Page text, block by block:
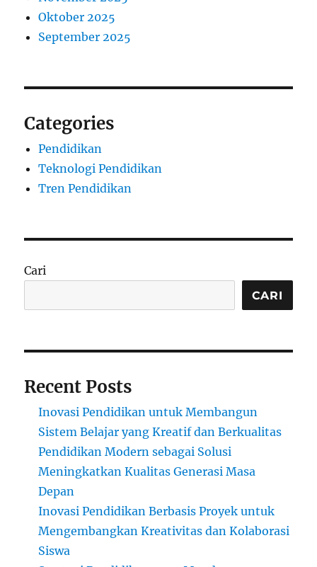
Oktober 2025
September 2025
Categories
Pendidikan
Teknologi Pendidikan
Tren Pendidikan
Cari
CARI
Recent Posts
Inovasi Pendidikan untuk Membangun
Sistem Belajar yang Kreatif dan Berkualitas
Pendidikan Modern sebagai Solusi
Meningkatkan Kualitas Generasi Masa
Depan
Inovasi Pendidikan Berbasis Proyek untuk
Mengembangkan Kreativitas dan Kolaborasi
Siswa